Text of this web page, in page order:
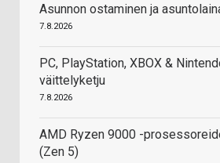
Asunnon ostaminen ja
7.8.2026
PC, PlayStation, XBOX &
väittelyketju
7.8.2026
AMD Ryzen 9000 -
(Zen 5)